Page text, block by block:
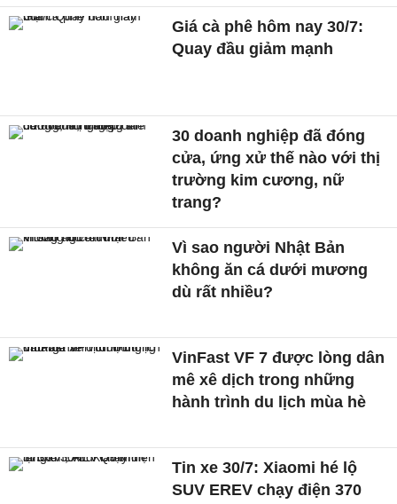
Giá cà phê hôm nay 30/7:
Quay đầu giảm mạnh
30 doanh nghiệp đã đóng
cửa, ứng xử thế nào với thị
trường kim cương, nữ
trang?
Vì sao người Nhật Bản
không ăn cá dưới mương
dù rất nhiều?
VinFast VF 7 được lòng dân
mê xê dịch trong những
hành trình du lịch mùa hè
Tin xe 30/7: Xiaomi hé lộ
SUV EREV chạy điện 370